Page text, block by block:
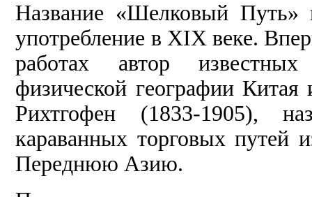
Название «Шелковый Путь»
употребление в XIX веке.
работах автор
физической географии
Рихтгофен (1833-1905),
караванных торговых путей
Переднюю Азию.